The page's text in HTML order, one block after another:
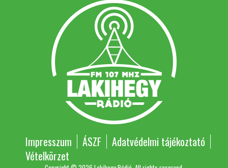
Impresszum ÁSZF
Adatvédelmi tájékoztató
Vételkörzet